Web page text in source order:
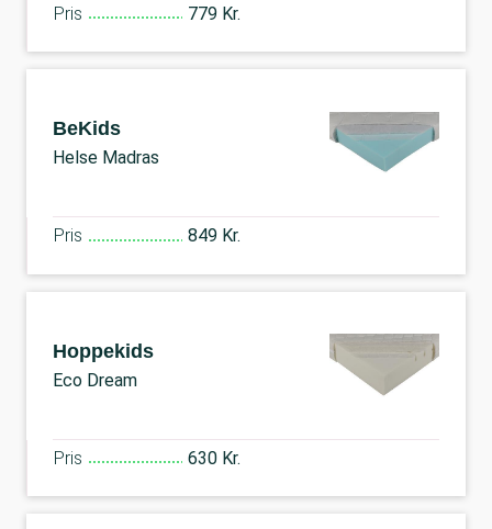
Pris 779 Kr.
BeKids
Helse Madras
Pris 849 Kr.
Hoppekids
Eco Dream
Pris 630 Kr.